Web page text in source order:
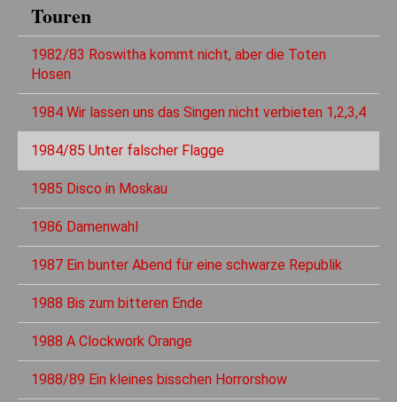
Touren
1982/83 Roswitha kommt nicht, aber die Toten
Hosen
1984 Wir lassen uns das Singen nicht verbieten 1,2,3,4
1984/85 Unter falscher Flagge
1985 Disco in Moskau
1986 Damenwahl
1987 Ein bunter Abend für eine schwarze Republik
1988 Bis zum bitteren Ende
1988 A Clockwork Orange
1988/89 Ein kleines bisschen Horrorshow